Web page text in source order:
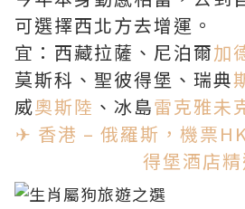
可選擇西北方去增運。
宜：西藏拉薩、尼泊爾加
莫斯科、聖彼得堡、瑞典
威奧斯陸 、冰島雷克雅未
✈ 香港 – 俄羅斯，機票
得堡酒店精